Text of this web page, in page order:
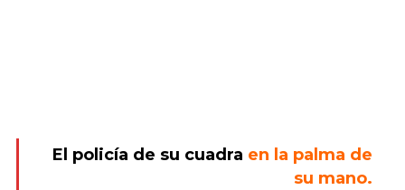
El policía de su cuadra en la palma de
su mano.